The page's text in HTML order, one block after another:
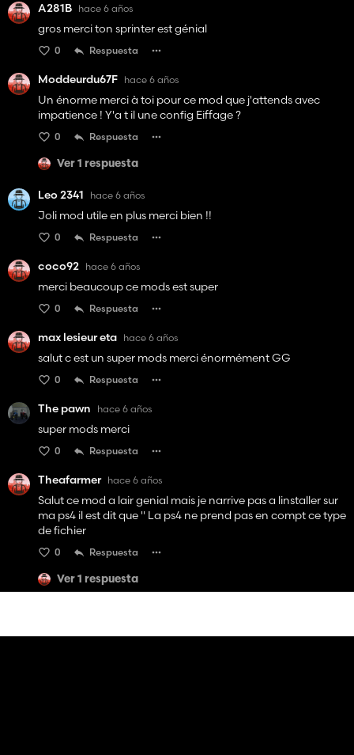
A281B hace 6 años
gros merci ton sprinter est génial
0 Respuesta
Moddeurdu67F hace 6 años
Un énorme merci à toi pour ce mod que j'attends avec
impatience ! Y'a t il une config Eiffage ?
0 Respuesta
Ver 1 respuesta
Leo 2341 hace 6 años
Joli mod utile en plus merci bien !!
0 Respuesta
coco92 hace 6 años
merci beaucoup ce mods est super
0 Respuesta
max lesieur eta hace 6 años
salut c est un super mods merci énormément GG
0 Respuesta
The pawn hace 6 años
super mods merci
0 Respuesta
Theafarmer hace 6 años
Salut ce mod a lair genial mais je narrive pas a linstaller sur
ma ps4 il est dit que " La ps4 ne prend pas en compt ce type
de fichier
0 Respuesta
Ver 1 respuesta